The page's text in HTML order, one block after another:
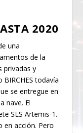
2020
una
de la
privadas y
todavía
se entregue en
nave. El
SLS Artemis-1.
en acción. Pero